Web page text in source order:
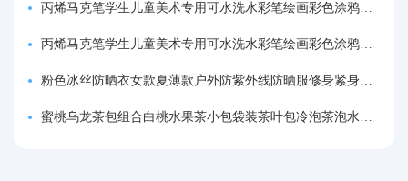
丙烯马克笔学生儿童美术专用可水洗水彩笔绘画彩色涂鸦画笔不透色可叠色防水手绘diy丙烯颜料笔水性填色笔
丙烯马克笔学生儿童美术专用可水洗水彩笔绘画彩色涂鸦画笔不透色可叠色防水手绘diy丙烯颜料笔水性填色笔
粉色冰丝防晒衣女款夏薄款户外防紫外线防晒服修身紧身短外套上衣
蜜桃乌龙茶包组合白桃水果茶小包袋装茶叶包冷泡茶泡水喝的东西